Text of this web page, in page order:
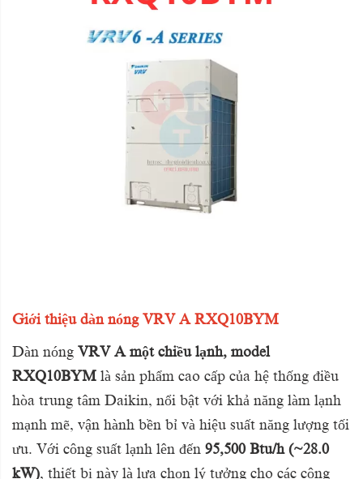
Giới thiệu dàn nóng VRV A RXQ10BYM
Dàn nóng VRV A một chiều lạnh, model
RXQ10BYM là sản phẩm cao cấp của hệ thống điều
hòa trung tâm Daikin, nổi bật với khả năng làm lạnh
mạnh mẽ, vận hành bền bỉ và hiệu suất năng lượng tối
ưu. Với công suất lạnh lên đến 95,500 Btu/h (~28.0
kW), thiết bị này là lựa chọn lý tưởng cho các công